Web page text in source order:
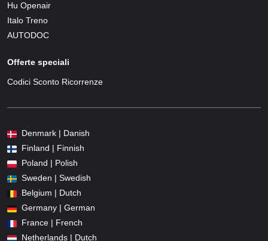
Hu Openair
Italo Treno
AUTODOC
Offerte speciali
Codici Sconto Ricorrenze
Denmark | Danish
Finland | Finnish
Poland | Polish
Sweden | Swedish
Belgium | Dutch
Germany | German
France | French
Netherlands | Dutch